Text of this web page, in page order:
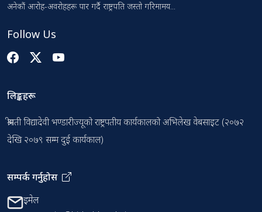
अनेकौं आरोह-अवरोहहरू पार गर्दै राष्ट्रपति जस्तो गरिमामय...
Follow Us
लिङ्कहरू
श्रीमती विद्यादेवी भण्डारीज्यूको राष्ट्रपतीय कार्यकालको अभिलेख वेबसाइट (२०७२
देखि २०७९ सम्म दुई कार्यकाल)
सम्पर्क गर्नुहोस
इमेल